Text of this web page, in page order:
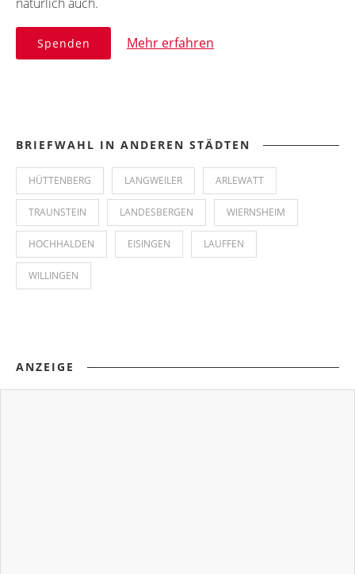
Spenden Mehr erfahren
BRIEFWAHL IN ANDEREN STÄDTEN
HÜTTENBERG LANGWEILER ARLEWATT
TRAUNSTEIN LANDESBERGEN WIERNSHEIM
HOCHHALDEN EISINGEN LAUFFEN
WILLINGEN
ANZEIGE